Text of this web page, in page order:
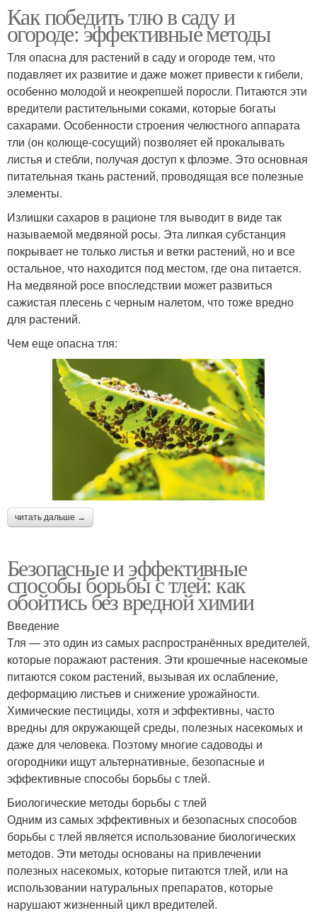
Как победить тлю в саду и
огороде: эффективные методы
Тля опасна для растений в саду и огороде тем, что
подавляет их развитие и даже может привести к гибели,
особенно молодой и неокрепшей поросли. Питаются эти
вредители растительными соками, которые богаты
сахарами. Особенности строения челюстного аппарата
тли (он колюще-сосущий) позволяет ей прокалывать
листья и стебли, получая доступ к флоэме. Это основная
питательная ткань растений, проводящая все полезные
элементы.
Излишки сахаров в рационе тля выводит в виде так
называемой медвяной росы. Эта липкая субстанция
покрывает не только листья и ветки растений, но и все
остальное, что находится под местом, где она питается.
На медвяной росе впоследствии может развиться
сажистая плесень с черным налетом, что тоже вредно
для растений.
Чем еще опасна тля:
читать дальше →
Безопасные и эффективные
способы борьбы с тлей: как
обойтись без вредной химии
Введение
Тля — это один из самых распространённых вредителей,
которые поражают растения. Эти крошечные насекомые
питаются соком растений, вызывая их ослабление,
деформацию листьев и снижение урожайности.
Химические пестициды, хотя и эффективны, часто
вредны для окружающей среды, полезных насекомых и
даже для человека. Поэтому многие садоводы и
огородники ищут альтернативные, безопасные и
эффективные способы борьбы с тлей.
Биологические методы борьбы с тлей
Одним из самых эффективных и безопасных способов
борьбы с тлей является использование биологических
методов. Эти методы основаны на привлечении
полезных насекомых, которые питаются тлей, или на
использовании натуральных препаратов, которые
нарушают жизненный цикл вредителей.